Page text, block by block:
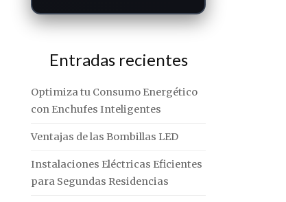
Entradas recientes
Optimiza tu Consumo Energético
con Enchufes Inteligentes
Ventajas de las Bombillas LED
Instalaciones Eléctricas Eficientes
para Segundas Residencias